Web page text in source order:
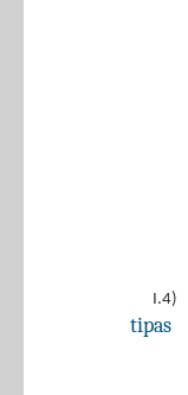
I.4)
tipas